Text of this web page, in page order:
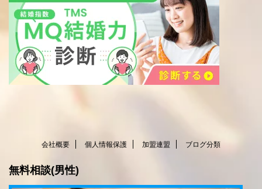
会社概要 個人情報保護 加盟連盟 ブログ分類
無料相談(男性)